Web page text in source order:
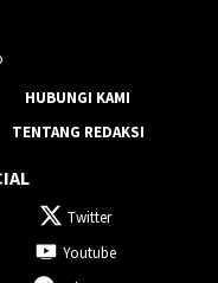
HUBUNGI KAMI
TENTANG REDAKSI
Twitter
Youtube